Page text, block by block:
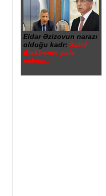
Eldar Əzizovun narazı
olduğu kadr: Xalid
Ələkbərov yola
salınır...